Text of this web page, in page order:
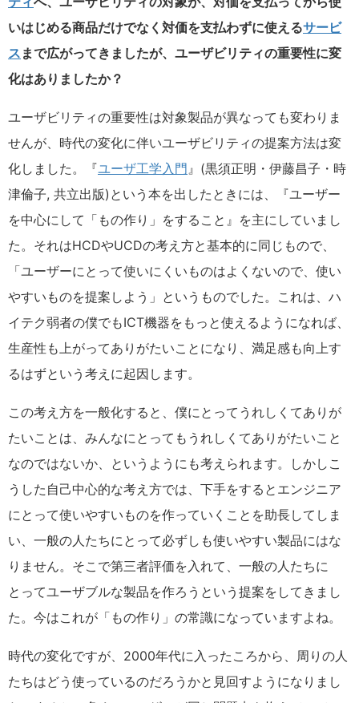
いはじめる商品だけでなく対価を支払わずに使えるサービ
ス まで広がってきましたが、ユーザビリティの重要性に変
化はありましたか？
ユーザビリティの重要性は対象製品が異なっても変わりま
せんが、時代の変化に伴いユーザビリティの提案方法は変
化しました。『ユーザ工学入門』(黒須正明・伊藤昌子・時
津倫子, 共立出版)という本を出したときには、『ユーザー
を中心にして「もの作り」をすること』を主にしていまし
た。それはHCDやUCDの考え方と基本的に同じもので、
「ユーザーにとって使いにくいものはよくないので、使い
やすいものを提案しよう」というものでした。これは、ハ
イテク弱者の僕でもICT機器をもっと使えるようになれば、
生産性も上がってありがたいことになり、満足感も向上す
るはずという考えに起因します。
この考え方を一般化すると、僕にとってうれしくてありが
たいことは、みんなにとってもうれしくてありがたいこと
なのではないか、というようにも考えられます。しかしこ
うした自己中心的な考え方では、下手をするとエンジニア
にとって使いやすいものを作っていくことを助長してしま
い、一般の人たちにとって必ずしも使いやすい製品にはな
りません。そこで第三者評価を入れて、一般の人たちに
とってユーザブルな製品を作ろうという提案をしてきまし
た。今はこれが「もの作り」の常識になっていますよね。
時代の変化ですが、2000年代に入ったころから、周りの人
たちはどう使っているのだろうかと見回すようになりまし